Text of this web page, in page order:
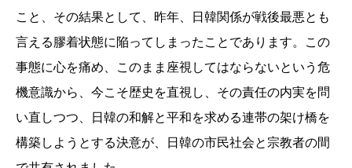
こと、その結果として、昨年、日韓関係が戦後最悪とも
言える膠着状態に陥ってしまったことであります。この
事態に心を痛め、このまま座視してはならないという危
機意識から、今こそ歴史を直視し、その責任の内実を問
い直しつつ、日韓の和解と平和を求める連帯の架け橋を
構築しようとする決意が、日韓の市民社会と宗教者の間